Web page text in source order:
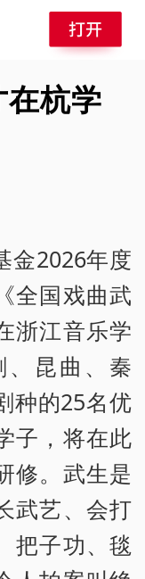
杭学
金2026年度
全国戏曲武
浙江音乐学
昆曲、秦
种的25名优
子，将在此
修。武生是
武艺、会打
把子功、毯